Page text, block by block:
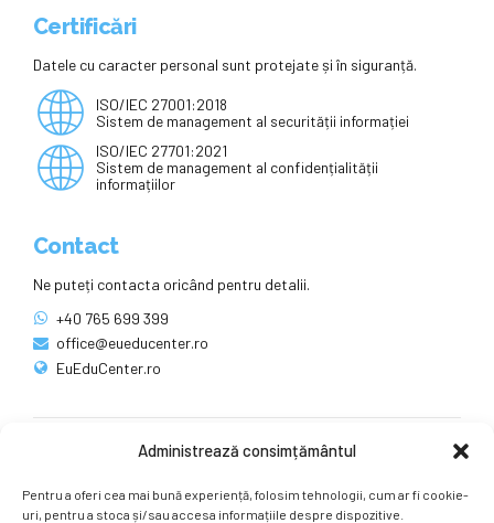
Administrează consimțământul
Pentru a oferi cea mai bună experiență, folosim tehnologii, cum ar fi cookie-
uri, pentru a stoca și/sau accesa informațiile despre dispozitive.
Certificări
Datele cu caracter personal sunt protejate și în siguranță.
ISO/IEC 27001:2018
Sistem de management al securității informației
ISO/IEC 27701:2021
Sistem de management al confidențialității
informațiilor
Contact
Ne puteți contacta oricând pentru detalii.
+40 765 699 399
office@eueducenter.ro
EuEduCenter.ro
Ne puteți găsi și pe rețelele sociale.